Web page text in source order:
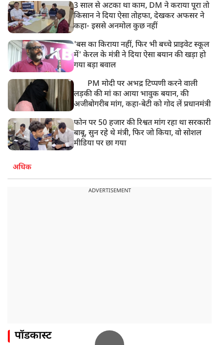
3 साल से अटका था काम, DM ने कराया पूरा तो
किसान ने दिया ऐसा तोहफा, देखकर अफसर ने
कहा- इससे अनमोल कुछ नहीं
'बस का किराया नहीं, फिर भी बच्चे प्राइवेट स्कूल
में' केरल के मंत्री ने दिया ऐसा बयान की खड़ा हो
गया बड़ा बवाल
PM मोदी पर अभद्र टिप्पणी करने वाली
लड़की की मां का आया भावुक बयान, की
अजीबोगरीब मांग, कहा-बेटी को गोद लें प्रधानमंत्री
फोन पर 50 हजार की रिश्वत मांग रहा था सरकारी
बाबू, सुन रहे थे मंत्री, फिर जो किया, वो सोशल
मीडिया पर छा गया
अधिक
ADVERTISEMENT
पॉडकास्ट